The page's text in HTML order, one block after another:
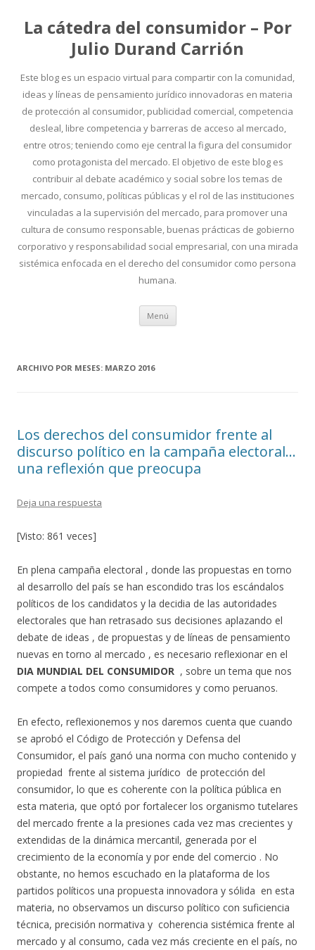
La cátedra del consumidor – Por
Julio Durand Carrión
Este blog es un espacio virtual para compartir con la comunidad,
ideas y líneas de pensamiento jurídico innovadoras en materia
de protección al consumidor, publicidad comercial, competencia
desleal, libre competencia y barreras de acceso al mercado,
entre otros; teniendo como eje central la figura del consumidor
como protagonista del mercado. El objetivo de este blog es
contribuir al debate académico y social sobre los temas de
mercado, consumo, políticas públicas y el rol de las instituciones
vinculadas a la supervisión del mercado, para promover una
cultura de consumo responsable, buenas prácticas de gobierno
corporativo y responsabilidad social empresarial, con una mirada
sistémica enfocada en el derecho del consumidor como persona
humana.
Menú Ir
contenido
ARCHIVO POR MESES: MARZO 2016
Los derechos del consumidor frente al
discurso político en la campaña electoral…
una reflexión que preocupa
Deja una respuesta
[Visto: 861 veces]
En plena campaña electoral , donde las propuestas en torno
al desarrollo del país se han escondido tras los escándalos
políticos de los candidatos y la decidia de las autoridades
electorales que han retrasado sus decisiones aplazando el
debate de ideas , de propuestas y de líneas de pensamiento
nuevas en torno al mercado , es necesario reflexionar en el
DIA MUNDIAL DEL CONSUMIDOR , sobre un tema que nos
compete a todos como consumidores y como peruanos.
En efecto, reflexionemos y nos daremos cuenta que cuando
se aprobó el Código de Protección y Defensa del
Consumidor, el país ganó una norma con mucho contenido y
propiedad frente al sistema jurídico de protección del
consumidor, lo que es coherente con la política pública en
esta materia, que optó por fortalecer los organismo tutelares
del mercado frente a la presiones cada vez mas crecientes y
extendidas de la dinámica mercantil, generada por el
crecimiento de la economía y por ende del comercio . No
obstante, no hemos escuchado en la plataforma de los
partidos políticos una propuesta innovadora y sólida en esta
materia, no observamos un discurso político con suficiencia
técnica, precisión normativa y coherencia sistémica frente al
mercado y al consumo, cada vez más creciente en el país, no